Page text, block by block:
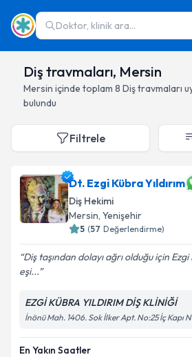
Doktor, klinik ara...
Diş travmaları, Mersin
Mersin içinde toplam 8 Diş travmaları
bulundu
Filtrele
Dt. Ezgi Kübra Yıldırım
Diş Hekimi
Mersin, Yenişehir
5 (57 Değerlendirme)
Diş taşından dolayı ağrı olduğu için Ezgi
eşi...
EZGİ KÜBRA YILDIRIM DİŞ KLİNİĞİ
İnönü Mah. 1406. Sok İlker Apt. No:25 İç Kapı
En Yakın Saatler